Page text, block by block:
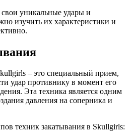
уникальные удары и
изучить их характеристики и
– это специальный прием,
удар противнику в момент его
Эта техника является одним
давления на соперника и
техник закатывания в Skullgirls: